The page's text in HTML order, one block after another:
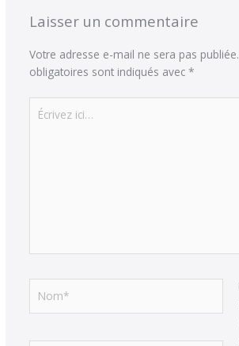
Laisser un commentaire
Votre adresse e-mail ne sera pas publiée.
obligatoires sont indiqués avec *
Écrivez
ici…